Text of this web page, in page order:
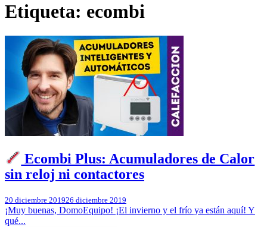
Etiqueta: ecombi
Ecombi Plus: Acumuladores de Calor
sin reloj ni contactores
20 diciembre 201926 diciembre 2019
¡Muy buenas, DomoEquipo! ¡El invierno y el frío ya están aquí! Y
qué...